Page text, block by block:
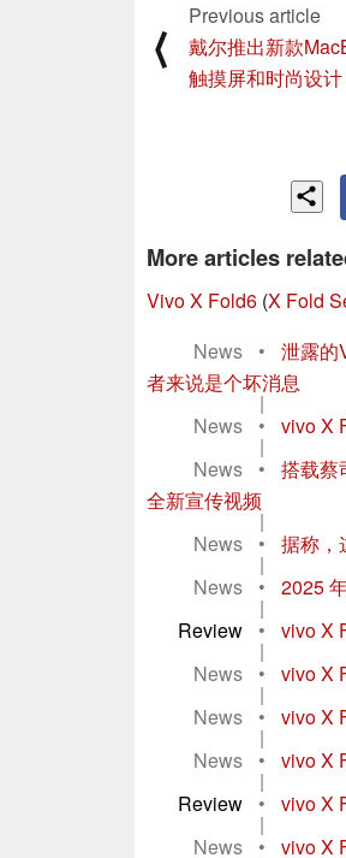
⟨
Previous article
戴尔推出新款
触摸屏和时尚设计
More articles
Vivo X Fold6 (X Fold
News
•
泄露的
者来说是个坏消息
|
News
• vivo X
|
News
•
搭载蔡
全新宣传视频
|
News
• 据称，
|
News
• 2025
|
Review
• vivo X
|
News
• vivo X
|
News
• vivo X
|
News
• vivo X
|
Review
• vivo X
|
News
• vivo X